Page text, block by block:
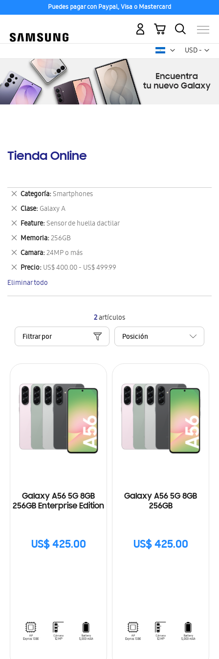
Puedes pagar con Paypal, Visa o Mastercard
USD -
dólar
Mi carrito
Tienda Online
2artículos
Filtrar por
Galaxy A56 5G 8GB
256GB Enterprise Edition
US$ 425.00
Galaxy A56 5G 8GB
256GB
US$ 425.00
Categoría Smartphones
Eliminar
este
artículo
Clase Galaxy A
Eliminar
este
artículo
Feature Sensor de huella dactilar
Eliminar
este
artículo
Memoria 256GB
Eliminar
este
artículo
Camara 24MP o más
Eliminar
este
artículo
Precio US$ 400.00 - US$ 499.99
Eliminar
este
artículo
Eliminar todo